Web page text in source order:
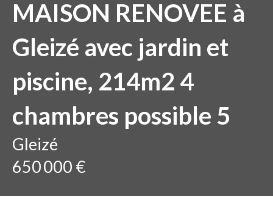
MAISON RENOVEE à
Gleizé avec jardin et
piscine, 214m2 4
chambres possible 5
Gleizé
650 000 €